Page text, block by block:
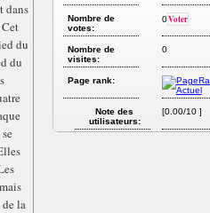
Nombre de
votes:
0Voter
Nombre de
visites:
0
Page rank:
Note des
utilisateurs:
[0.00/10 ]
dans
du
du
de la